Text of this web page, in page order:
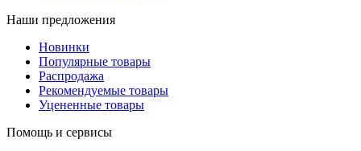
Наши предложения
Новинки
Популярные товары
Распродажа
Рекомендуемые товары
Уцененные товары
Помощь и сервисы